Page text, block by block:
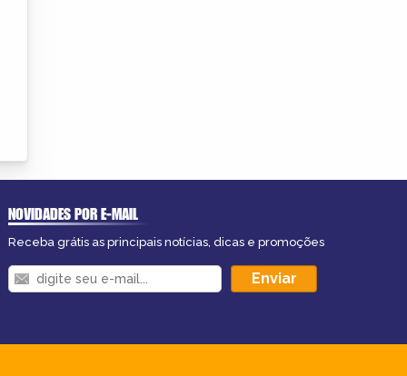
NOVIDADES POR E-MAIL
Receba grátis as principais notícias, dicas e promoções